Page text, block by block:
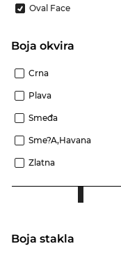
Oval Face
boja okvira
Crna
Plava
Smeđa
Sme?a,Havana
Zlatna
Boja stakla